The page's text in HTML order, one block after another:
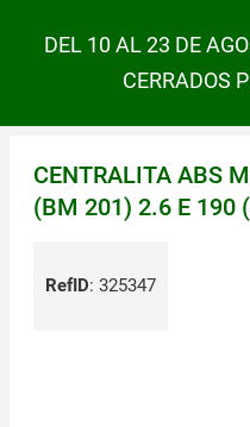
DEL 10 AL 23 DE
CERRADOS
CENTRALITA ABS
(BM 201) 2.6 E 190
RefID: 325347